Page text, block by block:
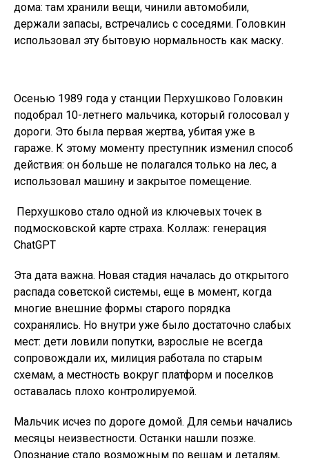
дома: там хранили вещи, чинили автомобили,
держали запасы, встречались с соседями. Головкин
использовал эту бытовую нормальность как маску.
Осенью 1989 года у станции Перхушково Головкин
подобрал 10-летнего мальчика, который голосовал у
дороги. Это была первая жертва, убитая уже в
гараже. К этому моменту преступник изменил способ
действия: он больше не полагался только на лес, а
использовал машину и закрытое помещение.
Перхушково стало одной из ключевых точек в
подмосковской карте страха. Коллаж: генерация
ChatGPT
Эта дата важна. Новая стадия началась до открытого
распада советской системы, еще в момент, когда
многие внешние формы старого порядка
сохранялись. Но внутри уже было достаточно слабых
мест: дети ловили попутки, взрослые не всегда
сопровождали их, милиция работала по старым
схемам, а местность вокруг платформ и поселков
оставалась плохо контролируемой.
Мальчик исчез по дороге домой. Для семьи начались
месяцы неизвестности. Останки нашли позже.
Опознание стало возможным по вещам и деталям,